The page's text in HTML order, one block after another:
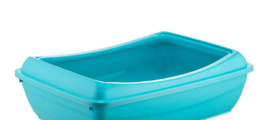
Proteice
Cremoase
Semi-umede
Pernuțe